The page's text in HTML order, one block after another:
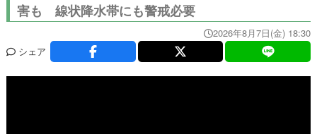
害も 線状降水帯にも警戒必要
2026年8月7日(金) 18:30
シェア